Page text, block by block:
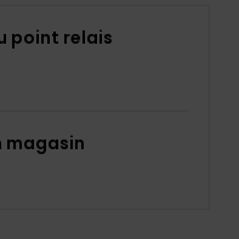
point relais
magasin